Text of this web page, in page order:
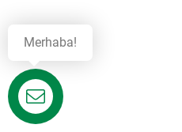
Destek
Merhaba!